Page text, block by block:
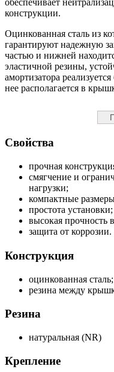
обеспечивает
конструкции.
Оцинкованная сталь из
гарантируют надежную
частью и нижней
эластичной резины,
амортизатора
нее располагается в
Свойства
прочная
смягчение и
нагрузки;
компактные
простота установки;
высокая прочность
защита от коррозии.
Конструкция
оцинкованная сталь;
резина между
Резина
натуральная (NR)
Крепление